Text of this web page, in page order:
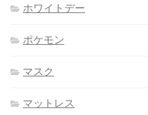
ホワイトデー
ポケモン
マスク
マットレス